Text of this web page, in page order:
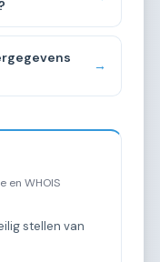
→
en WHOIS
stellen van